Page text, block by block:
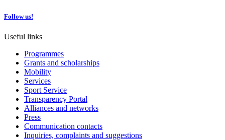
Follow us!
Useful links
Programmes
Grants and scholarships
Mobility
Services
Sport Service
Transparency Portal
Alliances and networks
Press
Communication contacts
Inquiries, complaints and suggestions